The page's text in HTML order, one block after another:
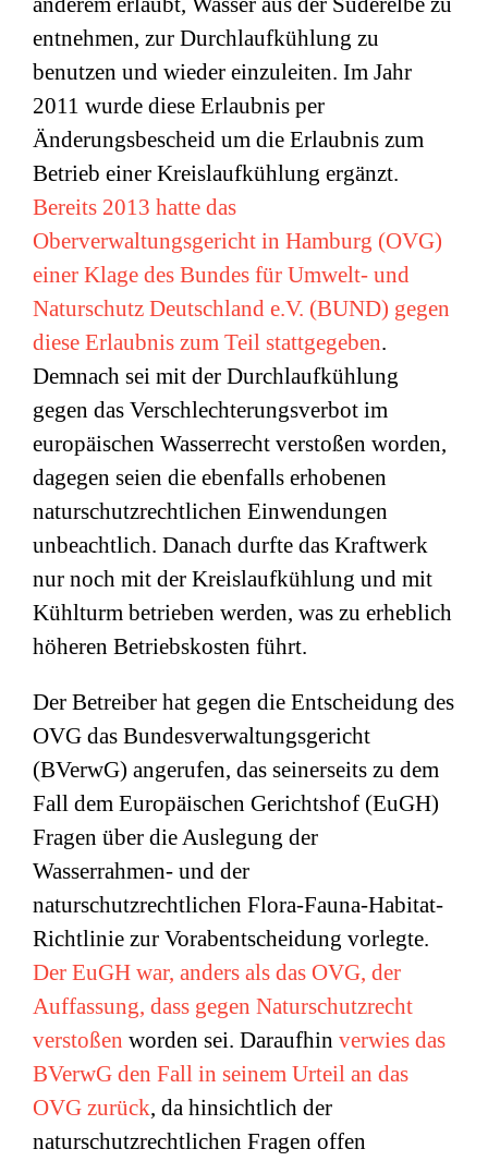
entnehmen, zur Durchlaufkühlung zu
benutzen und wieder einzuleiten. Im Jahr
2011 wurde diese Erlaubnis per
Änderungsbescheid um die Erlaubnis zum
Betrieb einer Kreislaufkühlung ergänzt.
Bereits 2013 hatte das
Oberverwaltungsgericht in Hamburg (OVG)
einer Klage des Bundes für Umwelt- und
Naturschutz Deutschland e.V. (BUND) gegen
diese Erlaubnis zum Teil stattgegeben.
Demnach sei mit der Durchlaufkühlung
gegen das Verschlechterungsverbot im
europäischen Wasserrecht verstoßen worden,
dagegen seien die ebenfalls erhobenen
naturschutzrechtlichen Einwendungen
unbeachtlich. Danach durfte das Kraftwerk
nur noch mit der Kreislaufkühlung und mit
Kühlturm betrieben werden, was zu erheblich
höheren Betriebskosten führt.
Der Betreiber hat gegen die Entscheidung des
OVG das Bundesverwaltungsgericht
(BVerwG) angerufen, das seinerseits zu dem
Fall dem Europäischen Gerichtshof (EuGH)
Fragen über die Auslegung der
Wasserrahmen- und der
naturschutzrechtlichen Flora-Fauna-Habitat-
Richtlinie zur Vorabentscheidung vorlegte.
Der EuGH war, anders als das OVG, der
Auffassung, dass gegen Naturschutzrecht
verstoßen worden sei. Daraufhin verwies das
BVerwG den Fall in seinem Urteil an das
OVG zurück, da hinsichtlich der
naturschutzrechtlichen Fragen offen